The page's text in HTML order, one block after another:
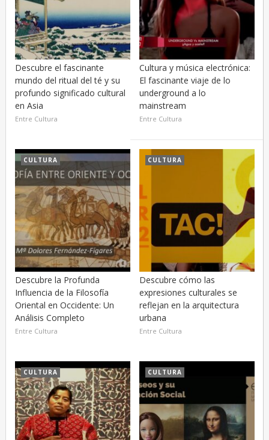
Descubre el fascinante
mundo del ritual del té y su
profundo significado cultural
en Asia
Entre Cultura
Cultura y música electrónica:
El fascinante viaje de lo
underground a lo
mainstream
Entre Cultura
CULTURA
Descubre la Profunda
Influencia de la Filosofía
Oriental en Occidente: Un
Análisis Completo
Entre Cultura
CULTURA
Descubre cómo las
expresiones culturales se
reflejan en la arquitectura
urbana
Entre Cultura
CULTURA CULTURA